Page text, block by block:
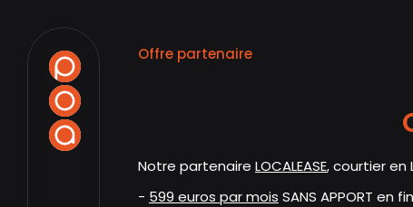
Offre partenaire
Notre partenaire LOCALEASE, courtier en
- 599 euros par mois SANS APPORT en